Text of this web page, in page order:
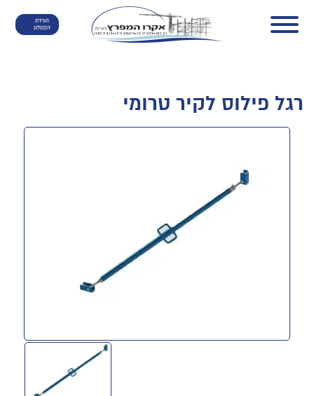
הורדת
הקטלוג
רגל פילוס לקיר טרומי